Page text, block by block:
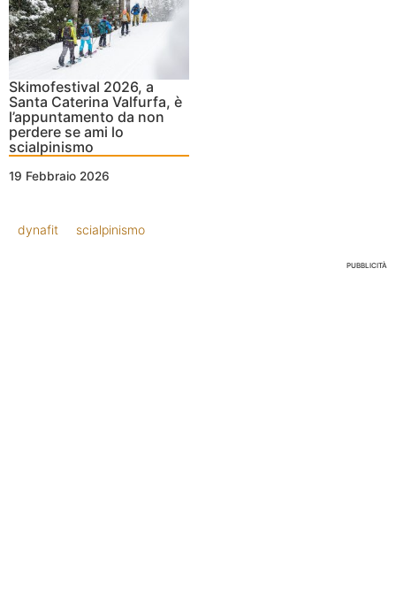
Skimofestival 2026, a
Santa Caterina Valfurfa, è
l’appuntamento da non
perdere se ami lo
scialpinismo
19 Febbraio 2026
dynafit scialpinismo
PUBBLICITÀ